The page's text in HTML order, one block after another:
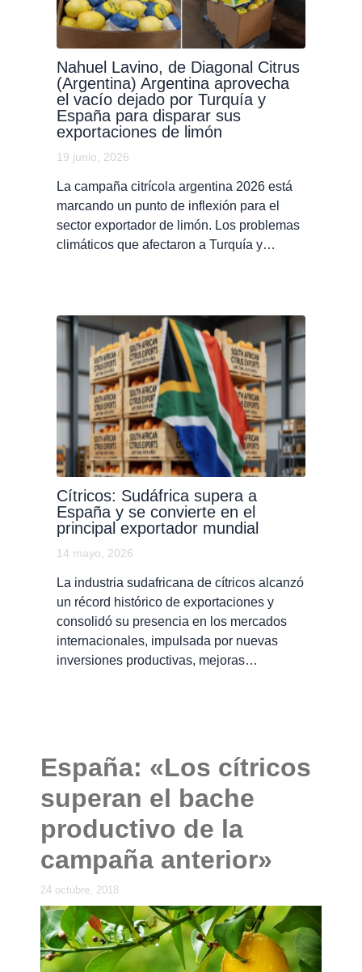
Nahuel Lavino, de Diagonal Citrus
(Argentina) Argentina aprovecha
el vacío dejado por Turquía y
España para disparar sus
exportaciones de limón
19 junio, 2026
La campaña citrícola argentina 2026 está
marcando un punto de inflexión para el
sector exportador de limón. Los problemas
climáticos que afectaron a Turquía y…
Cítricos: Sudáfrica supera a
España y se convierte en el
principal exportador mundial
14 mayo, 2026
La industria sudafricana de cítricos alcanzó
un récord histórico de exportaciones y
consolidó su presencia en los mercados
internacionales, impulsada por nuevas
inversiones productivas, mejoras…
España: «Los cítricos
superan el bache
productivo de la
campaña anterior»
24 octubre, 2018